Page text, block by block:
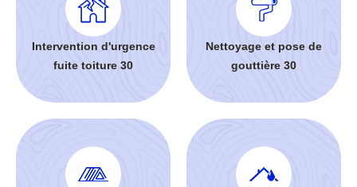
Intervention d'urgence
fuite toiture 30
Nettoyage et pose de
gouttière 30